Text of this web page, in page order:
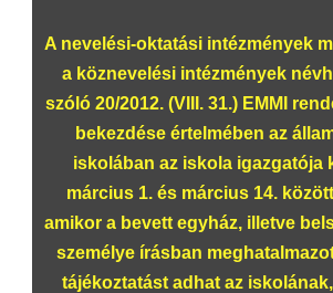
A nevelési-oktatási intézmények
a köznevelési intézmények
szóló 20/2012. (VIII. 31.) EMMI
bekezdése értelmében az
iskolában az iskola igazgatója
március 1. és március 14.
amikor a bevett egyház, illetve
személye írásban
tájékoztatást adhat az